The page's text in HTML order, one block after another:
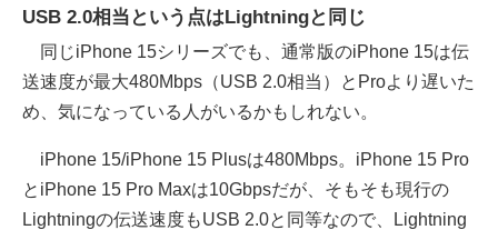
USB 2.0相当という点はLightningと同じ
同じiPhone 15シリーズでも、通常版のiPhone 15は伝
送速度が最大480Mbps（USB 2.0相当）とProより遅いた
め、気になっている人がいるかもしれない。
iPhone 15/iPhone 15 Plusは480Mbps。iPhone 15 Pro
とiPhone 15 Pro Maxは10Gbpsだが、そもそも現行の
Lightningの伝送速度もUSB 2.0と同等なので、Lightning